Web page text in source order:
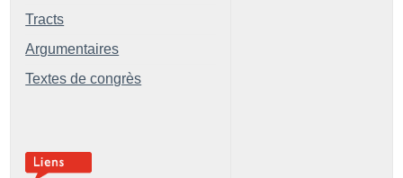
Tracts
Argumentaires
Textes de congrès